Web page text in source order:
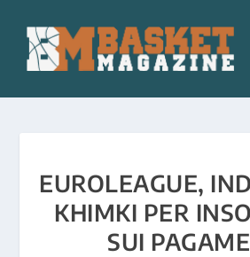
EUROLEAGUE,
KHIMKI PER
SUI